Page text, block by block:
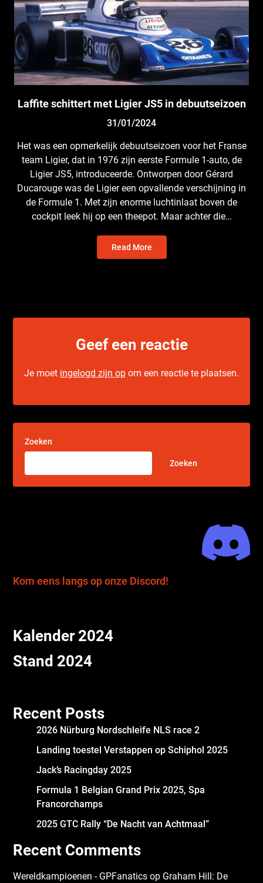
Laffite schittert met Ligier JS5 in debuutseizoen
31/01/2024
Het was een opmerkelijk debuutseizoen voor het Franse
team Ligier, dat in 1976 zijn eerste Formule 1-auto, de
Ligier JS5, introduceerde. Ontworpen door Gérard
Ducarouge was de Ligier een opvallende verschijning in
de Formule 1. Met zijn enorme luchtinlaat boven de
cockpit leek hij op een theepot. Maar achter die…
Read More
Geef een reactie
Je moet ingelogd zijn op om een reactie te plaatsen.
Zoeken
Zoeken
Kom eens langs op onze Discord!
Kalender 2024
Stand 2024
Recent Posts
2026 Nürburg Nordschleife NLS race 2
Landing toestel Verstappen op Schiphol 2025
Jack’s Racingday 2025
Formula 1 Belgian Grand Prix 2025, Spa
Francorchamps
2025 GTC Rally “De Nacht van Achtmaal”
Recent Comments
Wereldkampioenen - GPFanatics op Graham Hill: De